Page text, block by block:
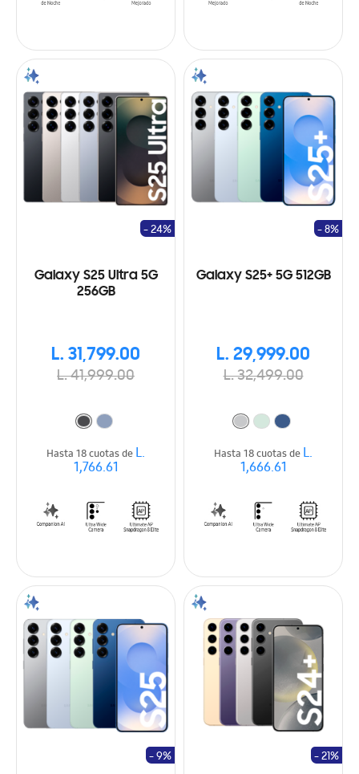
Galaxy S25 Ultra 5G
256GB
L. 31,799.00
L. 41,999.00
- 24%
Hasta 18 cuotas deL.
1,766.61
Galaxy S25+ 5G 512GB
L. 29,999.00
L. 32,499.00
- 8%
Hasta 18 cuotas deL.
1,666.61
- 9% - 21%